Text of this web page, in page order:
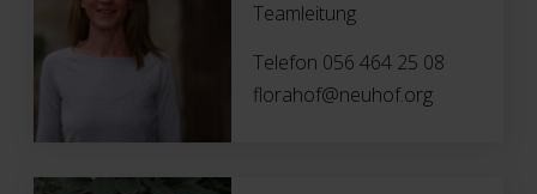
Teamleitung
Telefon 056 464 25 08
florahof@neuhof.org